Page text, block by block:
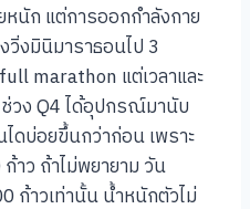
นัก แต่การออกกำลังกาย
วิ่งมินิมาราธอนไป 3
marathon แต่เวลาและ
วง Q4 ได้อุปกรณ์มานับ
ดบ่อยขึ้นกว่าก่อน เพราะ
าว ถ้าไม่พยายาม วัน
ก้าวเท่านั้น น้ำหนักตัวไม่